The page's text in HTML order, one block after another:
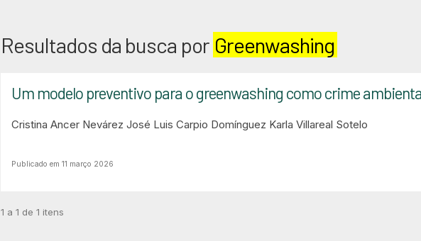
Resultados da busca por Greenwashing
Um modelo preventivo para o greenwashing como crime
Cristina Ancer Nevárez José Luis Carpio Domínguez Karla Villareal Sotelo
Publicado em 11 março 2026
1 a 1 de 1 itens